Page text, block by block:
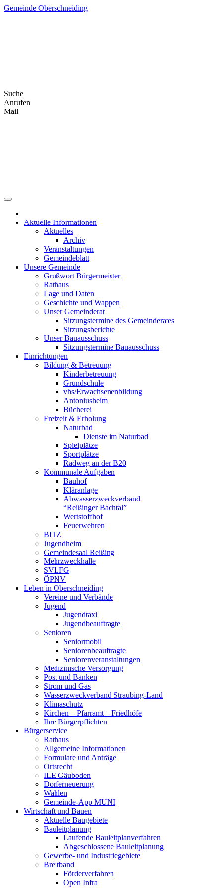
Skip
Gemeinde Oberschneiding
Suche
Anrufen
Mail
Aktuelle Informationen
Aktuelles
Archiv
Veranstaltungen
Gemeindeblatt
Unsere Gemeinde
Grußwort Bürgermeister
Rathaus
Lage und Daten
Geschichte und Wappen
Unser Gemeinderat
Sitzungstermine des Gemeinderates
Sitzungsberichte
Unser Bauausschuss
Sitzungstermine Bauausschuss
Einrichtungen
Bildung & Betreuung
Kinderbetreuung
Grundschule
vhs/Erwachsenenbildung
Antoniusheim
Bücherei
Freizeit & Erholung
Naturbad
Dienste im Naturbad
Spielplätze
Sportplätze
Radweg an der B20
Kommunale Aufgaben
Bauhof
Kläranlage
Abwasserzweckverband
“Reißinger Bachtal”
Wertstoffhof
Feuerwehren
BITZ
Jugendheim
Gemeindesaal Reißing
Mehrzweckhalle
SVLFG
ÖPNV
Leben in Oberschneiding
Vereine und Verbände
Jugend
Jugendtaxi
Jugendbeauftragte
Senioren
Seniormobil
Seniorenbeauftragte
Seniorenveranstaltungen
Medizinische Versorgung
Post und Banken
Strom und Gas
Wasserzweckverband Straubing-Land
Klimaschutz
Kirchen – Pfarramt – Friedhöfe
Ihre Bürgerpflichten
Bürgerservice
Rathaus
Allgemeine Informationen
Formulare und Anträge
Ortsrecht
ILE Gäuboden
Dorferneuerung
Wahlen
Gemeinde-App MUNI
Wirtschaft und Bauen
Aktuelle Baugebiete
Bauleitplanung
Laufende Bauleitplanverfahren
Abgeschlossene Bauleitplanung
Gewerbe- und Industriegebiete
Breitband
Förderverfahren
Open Infra